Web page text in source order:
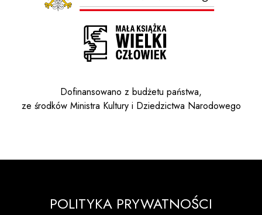
Dofinansowano z budżetu państwa,
ze środków Ministra Kultury i Dziedzictwa Narodowego
POLITYKA PRYWATNOŚCI